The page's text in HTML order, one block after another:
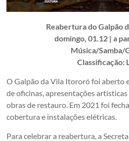
Reabertura do Galpão
domingo, 01.12 | a
Música/Samba/
Classificação:
O Galpão da Vila Itororó foi aberto
de oficinas, apresentações
obras de restauro. Em 2021 foi
cobertura e instalações elétricas.
Para celebrar a reabertura, a